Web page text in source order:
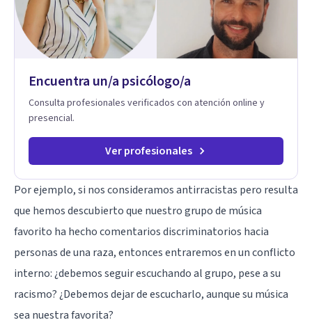
Encuentra un/a psicólogo/a
Consulta profesionales verificados con atención online y
presencial.
Ver profesionales
Por ejemplo, si nos consideramos antirracistas pero resulta
que hemos descubierto que nuestro grupo de música
favorito ha hecho comentarios discriminatorios hacia
personas de una raza, entonces entraremos en un conflicto
interno: ¿debemos seguir escuchando al grupo, pese a su
racismo? ¿Debemos dejar de escucharlo, aunque su música
sea nuestra favorita?